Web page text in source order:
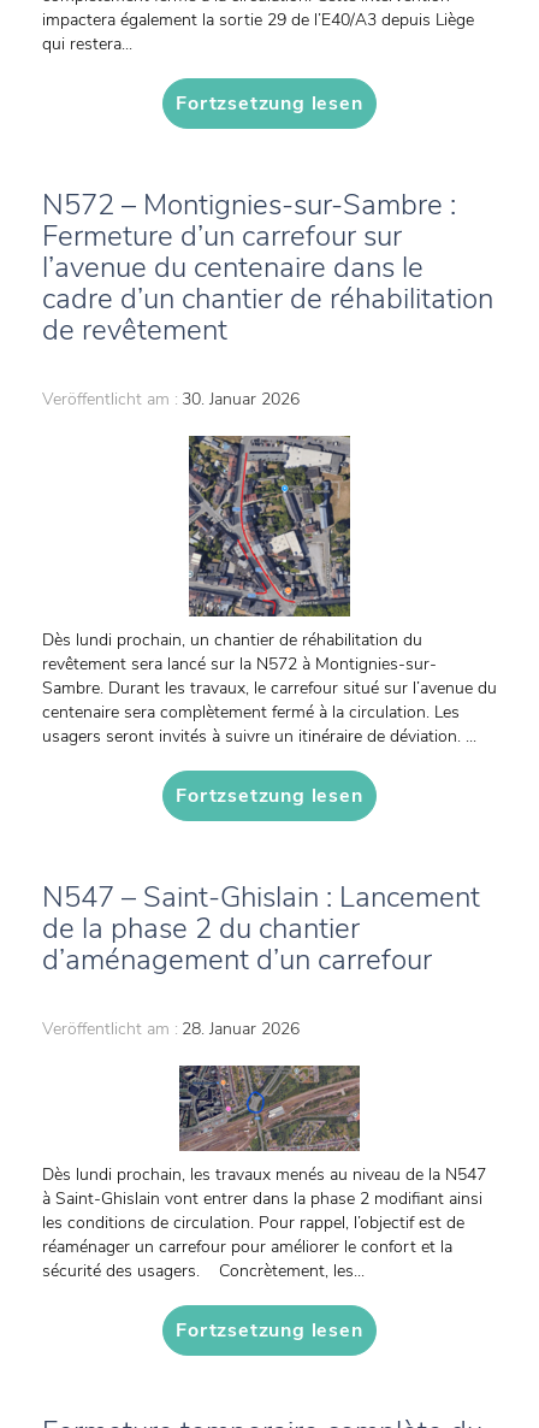
impactera également la sortie 29 de l’E40/A3 depuis Liège
qui restera...
Fortzsetzung lesen
N572 – Montignies-sur-Sambre :
Fermeture d’un carrefour sur
l’avenue du centenaire dans le
cadre d’un chantier de réhabilitation
de revêtement
Veröffentlicht am : 30. Januar 2026
Dès lundi prochain, un chantier de réhabilitation du
revêtement sera lancé sur la N572 à Montignies-sur-
Sambre. Durant les travaux, le carrefour situé sur l’avenue du
centenaire sera complètement fermé à la circulation. Les
usagers seront invités à suivre un itinéraire de déviation. ...
Fortzsetzung lesen
N547 – Saint-Ghislain : Lancement
de la phase 2 du chantier
d’aménagement d’un carrefour
Veröffentlicht am : 28. Januar 2026
Dès lundi prochain, les travaux menés au niveau de la N547
à Saint-Ghislain vont entrer dans la phase 2 modifiant ainsi
les conditions de circulation. Pour rappel, l’objectif est de
réaménager un carrefour pour améliorer le confort et la
sécurité des usagers. Concrètement, les...
Fortzsetzung lesen